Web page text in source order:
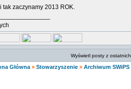
tak zaczynamy 2013 ROK.
Wyświetl posty z
Główna » Stowarzyszenie » Archiwum SWiPS